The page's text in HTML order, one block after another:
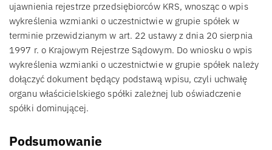
ujawnienia rejestrze przedsiębiorców KRS, wnosząc o wpis
wykreślenia wzmianki o uczestnictwie w grupie spółek w
terminie przewidzianym w art. 22 ustawy z dnia 20 sierpnia
1997 r. o Krajowym Rejestrze Sądowym. Do wniosku o wpis
wykreślenia wzmianki o uczestnictwie w grupie spółek należy
dołączyć dokument będący podstawą wpisu, czyli uchwałę
organu właścicielskiego spółki zależnej lub oświadczenie
spółki dominującej.
Podsumowanie